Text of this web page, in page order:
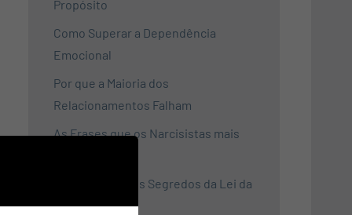
Propósito
Como Superar a Dependência
Emocional
Por que a Maioria dos
Relacionamentos Falham
As Frases que os Narcisistas mais
Desvendando os Segredos da Lei da
Atração